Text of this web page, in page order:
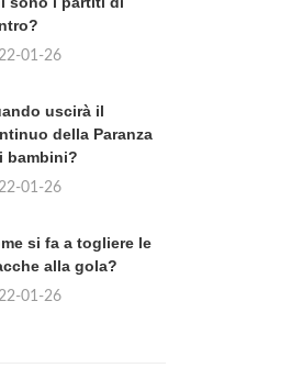
01-26
uscirà il
della Paranza
bambini?
01-26
si fa a togliere le
alla gola?
01-26